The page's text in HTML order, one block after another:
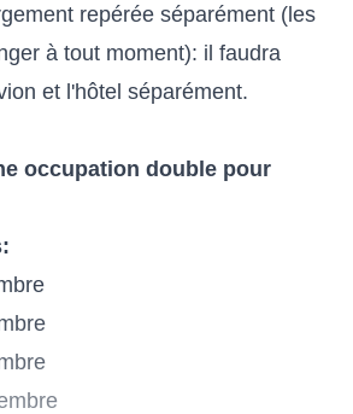
repérée séparément (les
à tout moment): il faudra
et l'hôtel séparément.
occupation double pour